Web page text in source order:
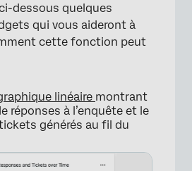
×
dessous quelques
qui vous aideront à
cette fonction peut
linéaire montrant
réponses à l’enquête et le
générés au fil du